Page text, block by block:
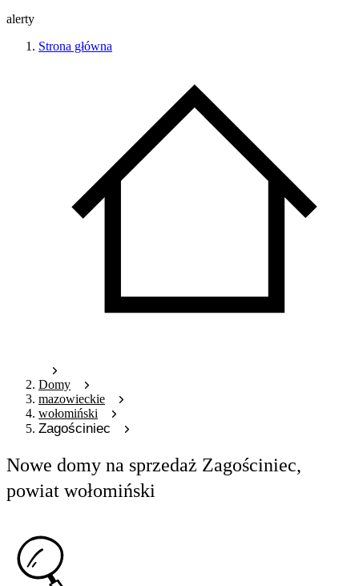
alerty
Strona główna
Domy
mazowieckie
wołomiński
Zagościniec
Nowe domy na sprzedaż Zagościniec,
powiat wołomiński